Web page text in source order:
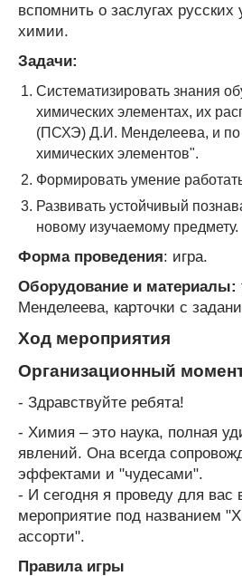
вспомнить о заслугах
химии.
Задачи:
Систематизировать знания
химических элементах, их
(ПСХЭ) Д.И. Менделеева, и
химических элементов".
Формировать умение
Развивать устойчивый
новому изучаемому предмету.
Форма проведения: игра.
Оборудование и материалы:
Менделеева, карточки с
Ход мероприятия
Организационный
- Здравствуйте ребята!
- Химия – это наука, полная
явлений. Она всегда
эффектами и "чудесами".
- И сегодня я проведу для вас
мероприятие под названием
ассорти".
Правила игры